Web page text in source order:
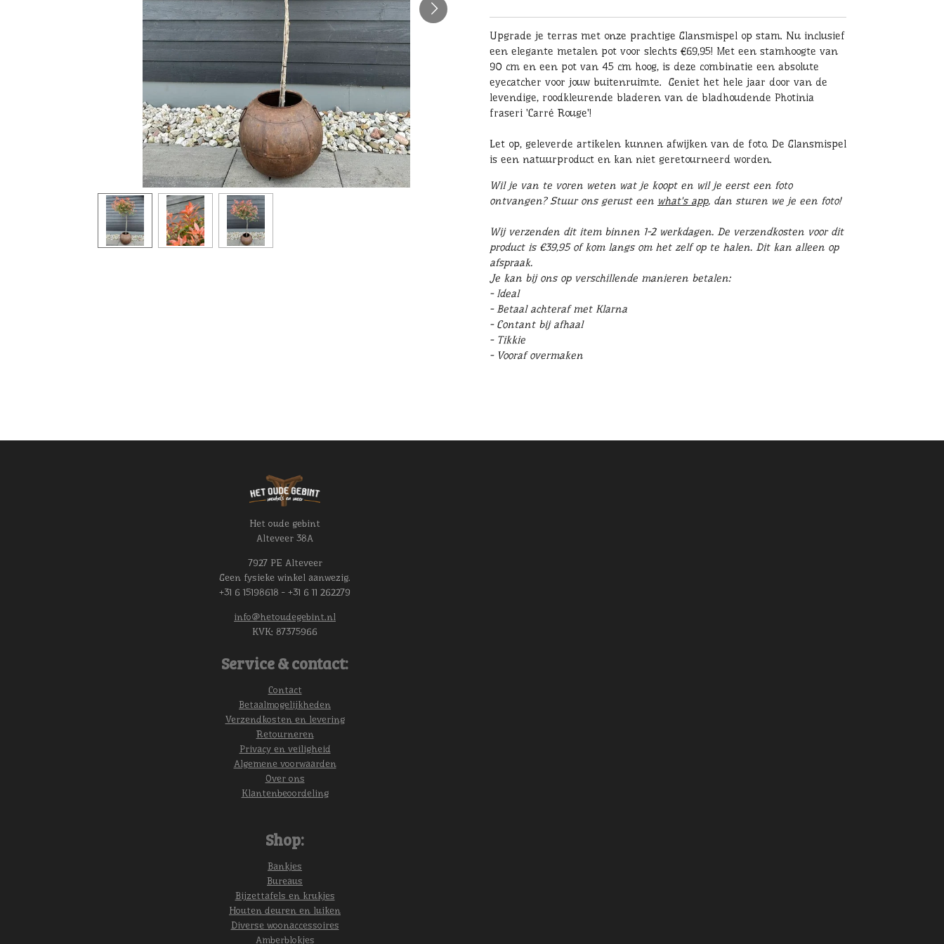
Upgrade je terras met onze prachtige Glansmispel op stam. Nu inclusief
een elegante metalen pot voor slechts €69,95! Met een stamhoogte van
90 cm en een pot van 45 cm hoog, is deze combinatie een absolute
eyecatcher voor jouw buitenruimte. Geniet het hele jaar door van de
levendige, roodkleurende bladeren van de bladhoudende Photinia
fraseri 'Carré Rouge'!
Let op, geleverde artikelen kunnen afwijken van de foto. De Glansmispel
is een natuurproduct en kan niet geretourneerd worden.
Wil je van te voren weten wat je koopt en wil je eerst een foto
ontvangen? Stuur ons gerust een what's app, dan sturen we je een foto!
Wij verzenden dit item binnen 1-2 werkdagen. De verzendkosten voor dit
product is €39,95 of kom langs om het zelf op te halen. Dit kan alleen op
afspraak.
Je kan bij ons op verschillende manieren betalen:
- Ideal
- Betaal achteraf met Klarna
- Contant bij afhaal
- Tikkie
- Vooraf overmaken
Het oude gebint
Alteveer 38A
7927 PE Alteveer
Geen fysieke winkel aanwezig.
+31 6 15198618 - +31 6 11 262279
info@hetoudegebint.nl
KVK: 87375966
Service & contact:
Contact
Betaalmogelijkheden
Verzendkosten en levering
Retourneren
Privacy en veiligheid
Algemene voorwaarden
Over ons
Klantenbeoordeling
Shop:
Bankjes
Bureaus
Bijzettafels en krukjes
Houten deuren en luiken
Diverse woonaccessoires
Amberblokjes